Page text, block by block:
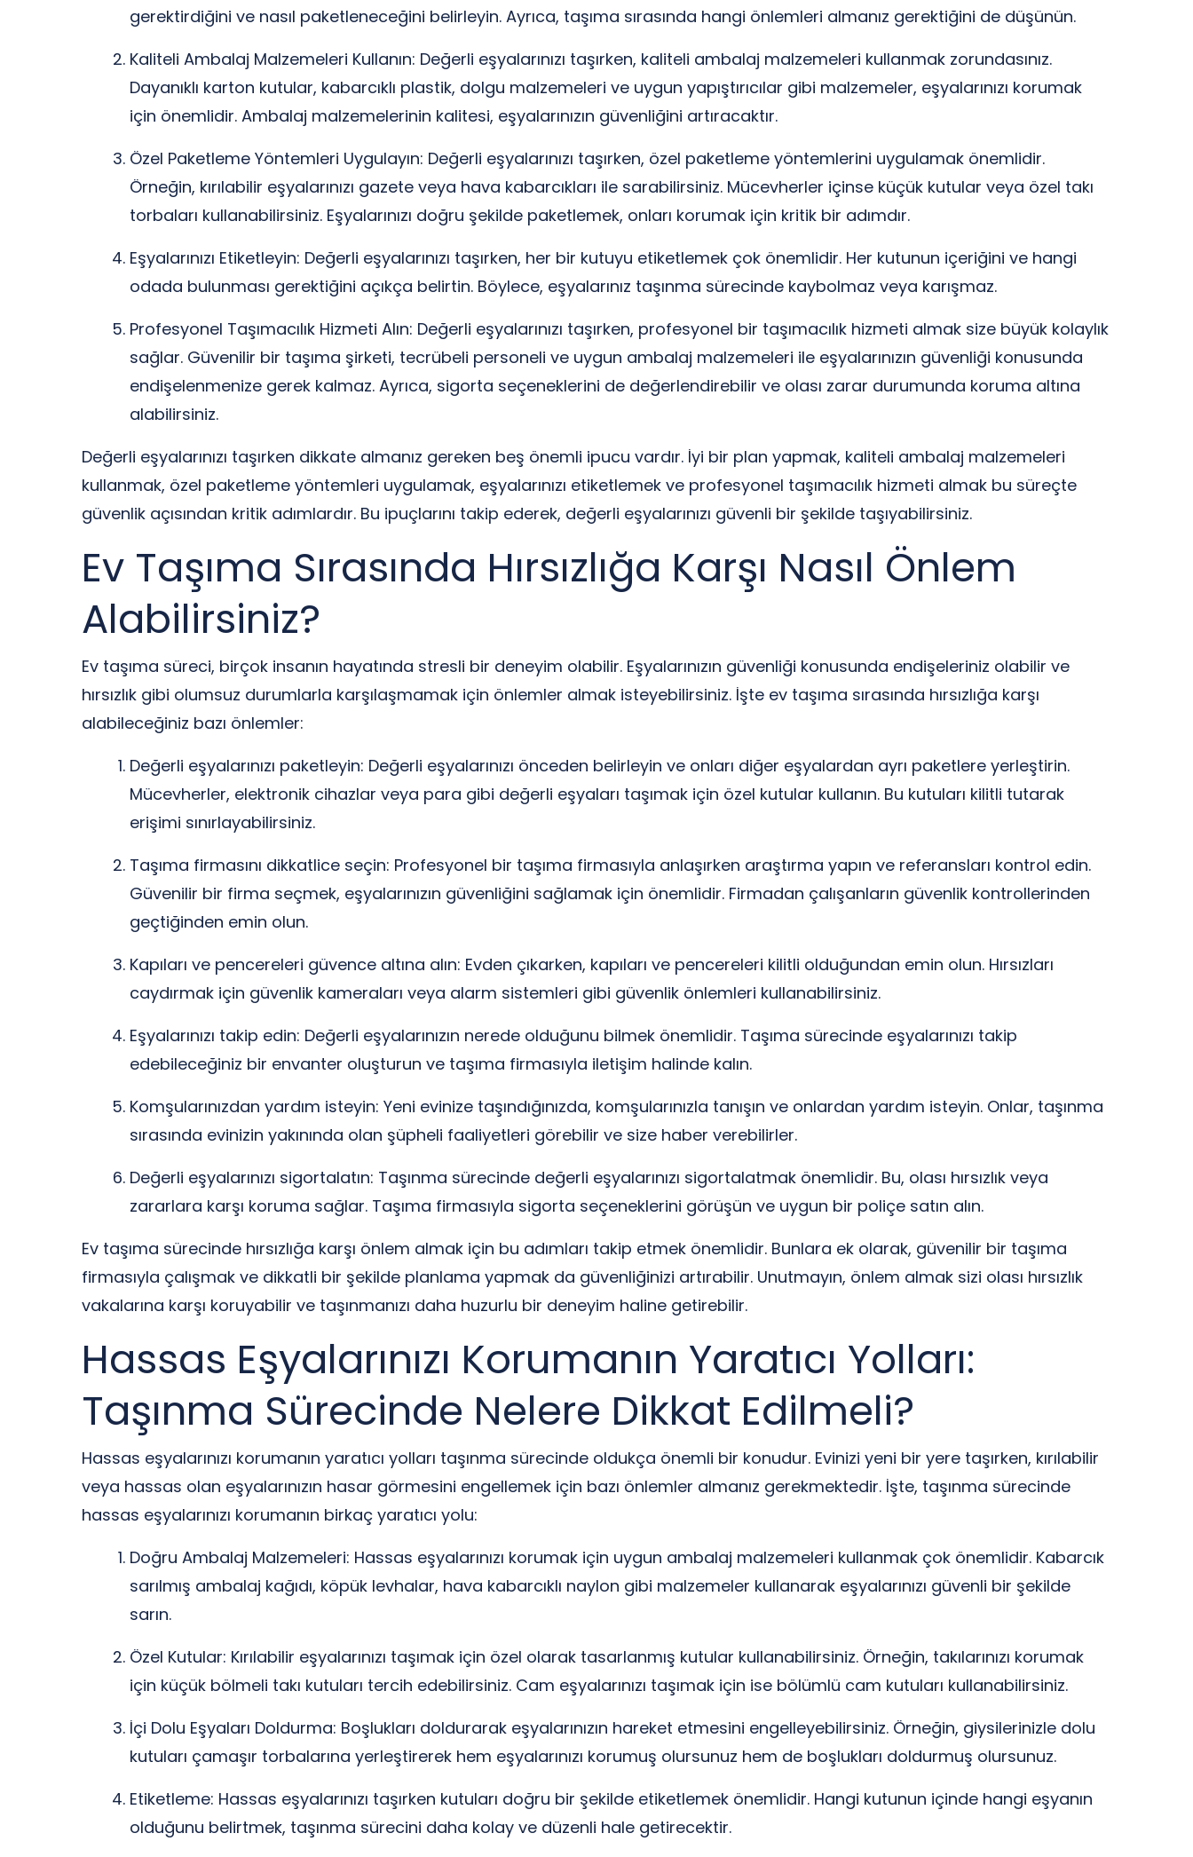
gerektirdiğini ve nasıl paketleneceğini belirleyin. Ayrıca, taşıma sırasında hangi önlemleri almanız gerektiğini de düşünün.
Kaliteli Ambalaj Malzemeleri Kullanın: Değerli eşyalarınızı taşırken, kaliteli ambalaj malzemeleri kullanmak zorundasınız.
Dayanıklı karton kutular, kabarcıklı plastik, dolgu malzemeleri ve uygun yapıştırıcılar gibi malzemeler, eşyalarınızı korumak
için önemlidir. Ambalaj malzemelerinin kalitesi, eşyalarınızın güvenliğini artıracaktır.
Özel Paketleme Yöntemleri Uygulayın: Değerli eşyalarınızı taşırken, özel paketleme yöntemlerini uygulamak önemlidir.
Örneğin, kırılabilir eşyalarınızı gazete veya hava kabarcıkları ile sarabilirsiniz. Mücevherler içinse küçük kutular veya özel takı
torbaları kullanabilirsiniz. Eşyalarınızı doğru şekilde paketlemek, onları korumak için kritik bir adımdır.
Eşyalarınızı Etiketleyin: Değerli eşyalarınızı taşırken, her bir kutuyu etiketlemek çok önemlidir. Her kutunun içeriğini ve hangi
odada bulunması gerektiğini açıkça belirtin. Böylece, eşyalarınız taşınma sürecinde kaybolmaz veya karışmaz.
Profesyonel Taşımacılık Hizmeti Alın: Değerli eşyalarınızı taşırken, profesyonel bir taşımacılık hizmeti almak size büyük kolaylık
sağlar. Güvenilir bir taşıma şirketi, tecrübeli personeli ve uygun ambalaj malzemeleri ile eşyalarınızın güvenliği konusunda
endişelenmenize gerek kalmaz. Ayrıca, sigorta seçeneklerini de değerlendirebilir ve olası zarar durumunda koruma altına
alabilirsiniz.
Değerli eşyalarınızı taşırken dikkate almanız gereken beş önemli ipucu vardır. İyi bir plan yapmak, kaliteli ambalaj malzemeleri
kullanmak, özel paketleme yöntemleri uygulamak, eşyalarınızı etiketlemek ve profesyonel taşımacılık hizmeti almak bu süreçte
güvenlik açısından kritik adımlardır. Bu ipuçlarını takip ederek, değerli eşyalarınızı güvenli bir şekilde taşıyabilirsiniz.
Ev Taşıma Sırasında Hırsızlığa Karşı Nasıl Önlem
Alabilirsiniz?
Ev taşıma süreci, birçok insanın hayatında stresli bir deneyim olabilir. Eşyalarınızın güvenliği konusunda endişeleriniz olabilir ve
hırsızlık gibi olumsuz durumlarla karşılaşmamak için önlemler almak isteyebilirsiniz. İşte ev taşıma sırasında hırsızlığa karşı
alabileceğiniz bazı önlemler:
Değerli eşyalarınızı paketleyin: Değerli eşyalarınızı önceden belirleyin ve onları diğer eşyalardan ayrı paketlere yerleştirin.
Mücevherler, elektronik cihazlar veya para gibi değerli eşyaları taşımak için özel kutular kullanın. Bu kutuları kilitli tutarak
erişimi sınırlayabilirsiniz.
Taşıma firmasını dikkatlice seçin: Profesyonel bir taşıma firmasıyla anlaşırken araştırma yapın ve referansları kontrol edin.
Güvenilir bir firma seçmek, eşyalarınızın güvenliğini sağlamak için önemlidir. Firmadan çalışanların güvenlik kontrollerinden
geçtiğinden emin olun.
Kapıları ve pencereleri güvence altına alın: Evden çıkarken, kapıları ve pencereleri kilitli olduğundan emin olun. Hırsızları
caydırmak için güvenlik kameraları veya alarm sistemleri gibi güvenlik önlemleri kullanabilirsiniz.
Eşyalarınızı takip edin: Değerli eşyalarınızın nerede olduğunu bilmek önemlidir. Taşıma sürecinde eşyalarınızı takip
edebileceğiniz bir envanter oluşturun ve taşıma firmasıyla iletişim halinde kalın.
Komşularınızdan yardım isteyin: Yeni evinize taşındığınızda, komşularınızla tanışın ve onlardan yardım isteyin. Onlar, taşınma
sırasında evinizin yakınında olan şüpheli faaliyetleri görebilir ve size haber verebilirler.
Değerli eşyalarınızı sigortalatın: Taşınma sürecinde değerli eşyalarınızı sigortalatmak önemlidir. Bu, olası hırsızlık veya
zararlara karşı koruma sağlar. Taşıma firmasıyla sigorta seçeneklerini görüşün ve uygun bir poliçe satın alın.
Ev taşıma sürecinde hırsızlığa karşı önlem almak için bu adımları takip etmek önemlidir. Bunlara ek olarak, güvenilir bir taşıma
firmasıyla çalışmak ve dikkatli bir şekilde planlama yapmak da güvenliğinizi artırabilir. Unutmayın, önlem almak sizi olası hırsızlık
vakalarına karşı koruyabilir ve taşınmanızı daha huzurlu bir deneyim haline getirebilir.
Hassas Eşyalarınızı Korumanın Yaratıcı Yolları:
Taşınma Sürecinde Nelere Dikkat Edilmeli?
Hassas eşyalarınızı korumanın yaratıcı yolları taşınma sürecinde oldukça önemli bir konudur. Evinizi yeni bir yere taşırken, kırılabilir
veya hassas olan eşyalarınızın hasar görmesini engellemek için bazı önlemler almanız gerekmektedir. İşte, taşınma sürecinde
hassas eşyalarınızı korumanın birkaç yaratıcı yolu:
Doğru Ambalaj Malzemeleri: Hassas eşyalarınızı korumak için uygun ambalaj malzemeleri kullanmak çok önemlidir. Kabarcık
sarılmış ambalaj kağıdı, köpük levhalar, hava kabarcıklı naylon gibi malzemeler kullanarak eşyalarınızı güvenli bir şekilde
sarın.
Özel Kutular: Kırılabilir eşyalarınızı taşımak için özel olarak tasarlanmış kutular kullanabilirsiniz. Örneğin, takılarınızı korumak
için küçük bölmeli takı kutuları tercih edebilirsiniz. Cam eşyalarınızı taşımak için ise bölümlü cam kutuları kullanabilirsiniz.
İçi Dolu Eşyaları Doldurma: Boşlukları doldurarak eşyalarınızın hareket etmesini engelleyebilirsiniz. Örneğin, giysilerinizle dolu
kutuları çamaşır torbalarına yerleştirerek hem eşyalarınızı korumuş olursunuz hem de boşlukları doldurmuş olursunuz.
Etiketleme: Hassas eşyalarınızı taşırken kutuları doğru bir şekilde etiketlemek önemlidir. Hangi kutunun içinde hangi eşyanın
olduğunu belirtmek, taşınma sürecini daha kolay ve düzenli hale getirecektir.